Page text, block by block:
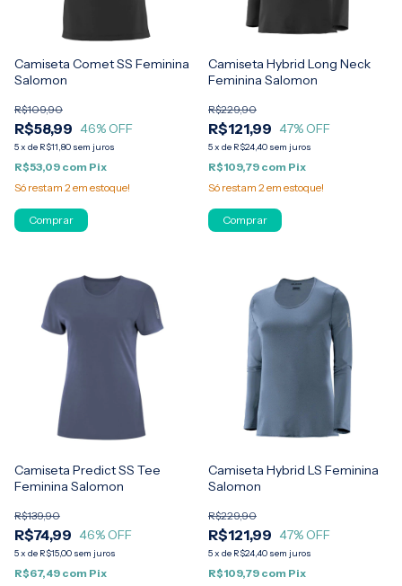
Camiseta Comet SS Feminina
Salomon
R$58,99
R$109,90
46% OFF
5x de R$11,80 sem juros
R$53,09 com Pix
Só restam 2 em estoque!
Comprar
Camiseta Hybrid Long Neck
Feminina Salomon
R$121,99
R$229,90
47% OFF
5x de R$24,40 sem juros
R$109,79 com Pix
Só restam 2 em estoque!
Comprar
Camiseta Predict SS Tee
Feminina Salomon
R$74,99
R$139,90
46% OFF
5x de R$15,00 sem juros
R$67,49 com Pix
Camiseta Hybrid LS Feminina
Salomon
R$121,99
R$229,90
47% OFF
5x de R$24,40 sem juros
R$109,79 com Pix